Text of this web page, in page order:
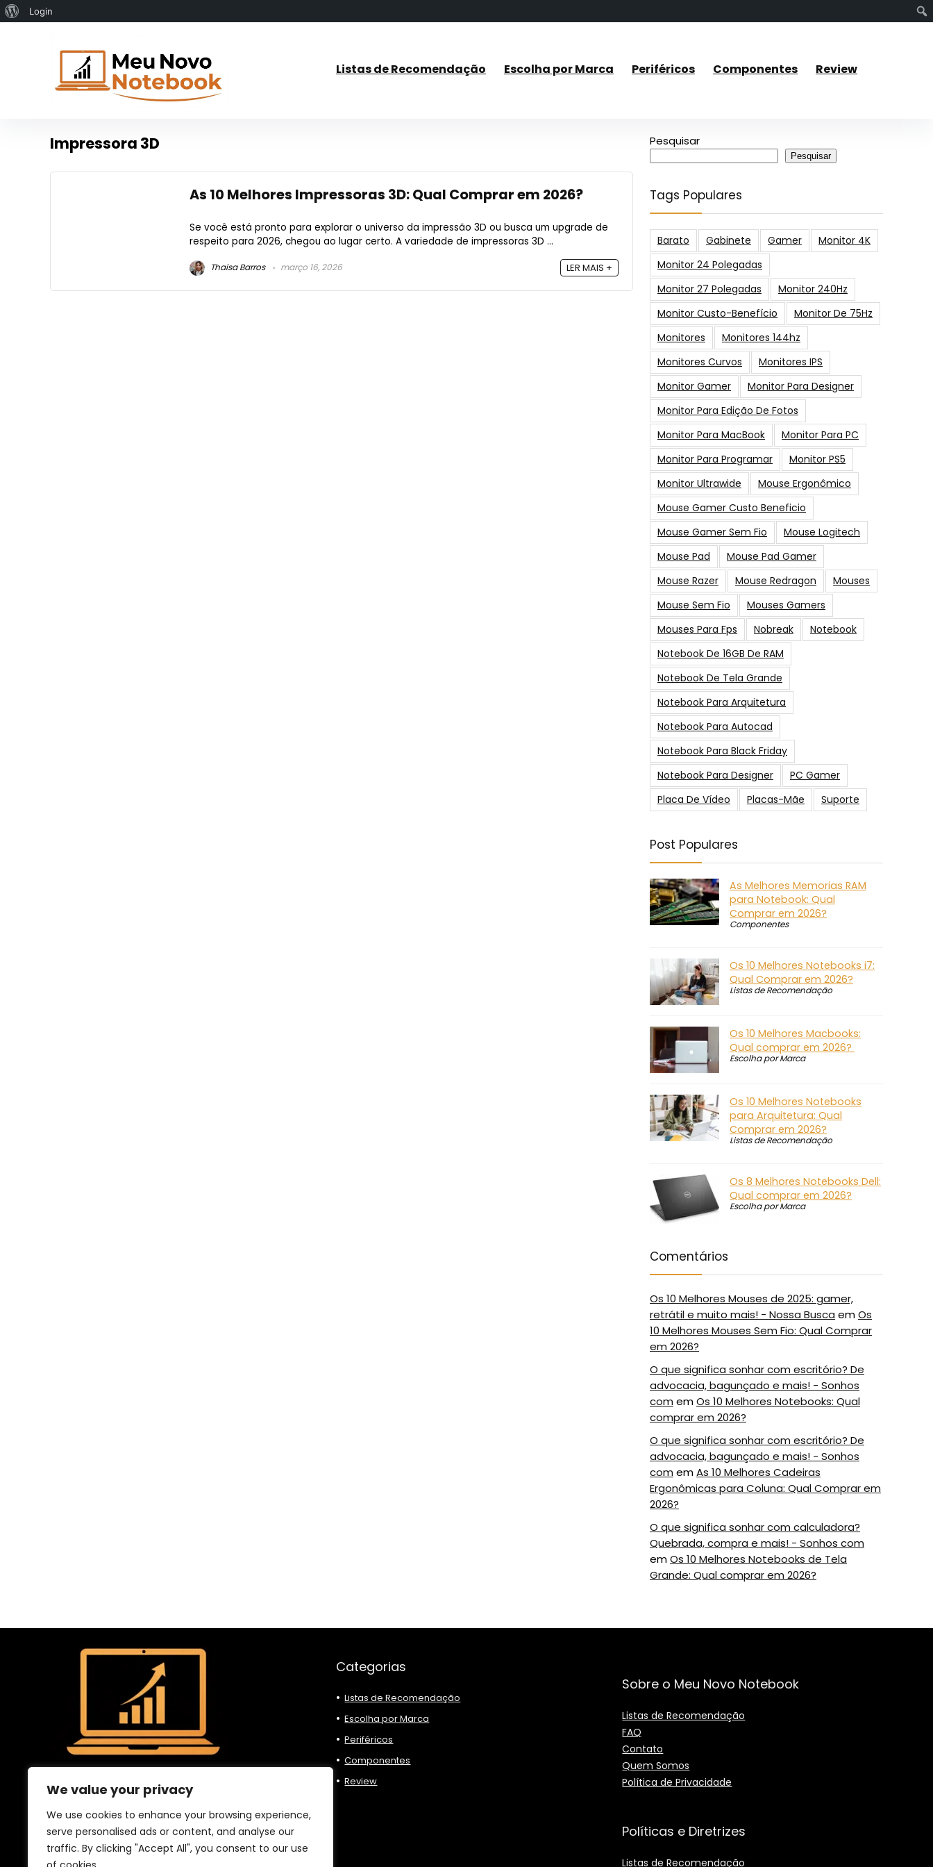
We value your privacy
We use cookies to enhance your browsing experience,
serve personalised ads or content, and analyse our
traffic. By clicking "Accept All", you consent to our use
Sobre
WordPress
Login
Listas de Recomendação Escolha por Marca Periféricos Componentes Review
Impressora 3D
As 10 Melhores Impressoras 3D: Qual Comprar em 2026?
Se você está pronto para explorar o universo da impressão 3D ou busca um upgrade de
respeito para 2026, chegou ao lugar certo. A variedade de impressoras 3D ...
Thaisa Barros março 16, 2026 LER MAIS +
Pesquisar
Pesquisar
Tags Populares
Barato Gabinete Gamer
Monitor 4K
Monitor 24 Polegadas
Monitor 27 Polegadas
Monitor 240Hz
Monitor Custo-Benefício
Monitor De 75Hz
Monitores
Monitores 144hz
Monitores Curvos
Monitores IPS
Monitor Gamer
Monitor Para Designer
Monitor Para Edição De Fotos
Monitor Para MacBook
Monitor Para PC
Monitor Para Programar
Monitor PS5
Monitor Ultrawide
Mouse Ergonômico
Mouse Gamer Custo Beneficio
Mouse Gamer Sem Fio
Mouse Logitech
Mouse Pad
Mouse Pad Gamer
Mouse Razer
Mouse Redragon
Mouses
Mouse Sem Fio
Mouses Gamers
Mouses Para Fps
Nobreak
Notebook
Notebook De 16GB De RAM
Notebook De Tela Grande
Notebook Para Arquitetura
Notebook Para Autocad
Notebook Para Black Friday
Notebook Para Designer
PC Gamer
Placa De Vídeo
Placas-Mãe Suporte
Post Populares
As Melhores Memorias RAM
para Notebook: Qual
Comprar em 2026?
Componentes
Os 10 Melhores Notebooks i7:
Qual Comprar em 2026?
Listas de Recomendação
Os 10 Melhores Macbooks:
Qual comprar em 2026?
Escolha por Marca
Os 10 Melhores Notebooks
para Arquitetura: Qual
Comprar em 2026?
Listas de Recomendação
Os 8 Melhores Notebooks Dell:
Qual comprar em 2026?
Escolha por Marca
Comentários
Os 10 Melhores Mouses de 2025: gamer,
retrátil e muito mais! - Nossa Busca emOs
10 Melhores Mouses Sem Fio: Qual Comprar
em 2026?
O que significa sonhar com escritório? De
advocacia, bagunçado e mais! - Sonhos
com emOs 10 Melhores Notebooks: Qual
comprar em 2026?
O que significa sonhar com escritório? De
advocacia, bagunçado e mais! - Sonhos
com emAs 10 Melhores Cadeiras
Ergonômicas para Coluna: Qual Comprar em
2026?
O que significa sonhar com calculadora?
Quebrada, compra e mais! - Sonhos com
emOs 10 Melhores Notebooks de Tela
Grande: Qual comprar em 2026?
Categorias
Listas de Recomendação
Escolha por Marca
Periféricos
Componentes
Review
Sobre o Meu Novo Notebook
Listas de Recomendação
FAQ
Contato
Quem Somos
Política de Privacidade
Políticas e Diretrizes
Listas de Recomendação